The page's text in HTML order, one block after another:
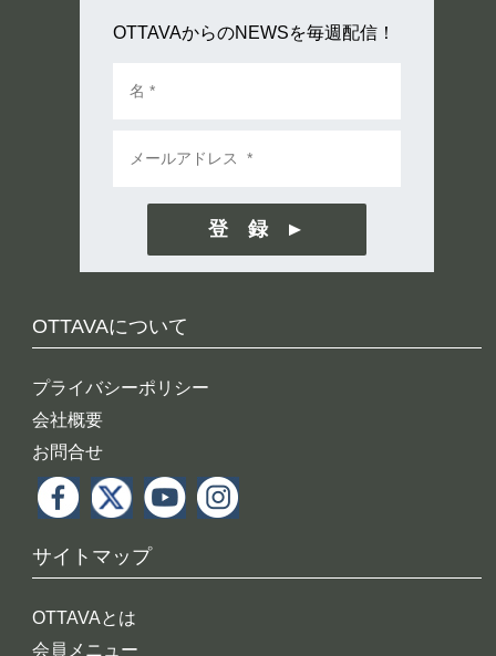
OTTAVAについて
プライバシーポリシー
会社概要
お問合せ
サイトマップ
OTTAVAとは
会員メニュー
OTTAVAからのNEWSを毎週配信！
登 録